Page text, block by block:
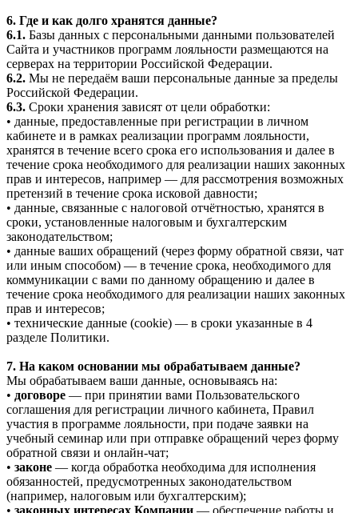
6. Где и как долго хранятся данные?
6.1. Базы данных с персональными данными пользователей
Сайта и участников программ лояльности размещаются на
серверах на территории Российской Федерации.
6.2. Мы не передаём ваши персональные данные за пределы
Российской Федерации.
6.3. Сроки хранения зависят от цели обработки:
• данные, предоставленные при регистрации в личном
кабинете и в рамках реализации программ лояльности,
хранятся в течение всего срока его использования и далее в
течение срока необходимого для реализации наших законных
прав и интересов, например — для рассмотрения возможных
претензий в течение срока исковой давности;
• данные, связанные с налоговой отчётностью, хранятся в
сроки, установленные налоговым и бухгалтерским
законодательством;
• данные ваших обращений (через форму обратной связи, чат
или иным способом) — в течение срока, необходимого для
коммуникации с вами по данному обращению и далее в
течение срока необходимого для реализации наших законных
прав и интересов;
• технические данные (cookie) — в сроки указанные в 4
разделе Политики.
7. На каком основании мы обрабатываем данные?
Мы обрабатываем ваши данные, основываясь на:
• договоре — при принятии вами Пользовательского
соглашения для регистрации личного кабинета, Правил
участия в программе лояльности, при подаче заявки на
учебный семинар или при отправке обращений через форму
обратной связи и онлайн-чат;
• законе — когда обработка необходима для исполнения
обязанностей, предусмотренных законодательством
(например, налоговым или бухгалтерским);
• законных интересах Компании — обеспечение работы и